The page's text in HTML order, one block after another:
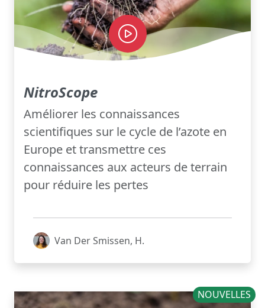
NitroScope
Améliorer les connaissances
scientifiques sur le cycle de l’azote en
Europe et transmettre ces
connaissances aux acteurs de terrain
pour réduire les pertes
Van Der Smissen, H.
NOUVELLES